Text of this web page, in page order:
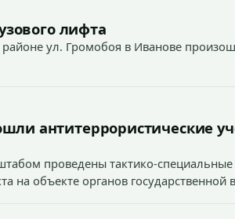
лифта
ул. Громобоя в Иванове
антитеррористические
проведены тактико-
на объекте органов государственной